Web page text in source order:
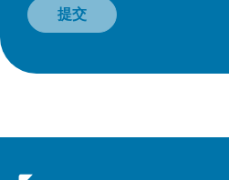
提交